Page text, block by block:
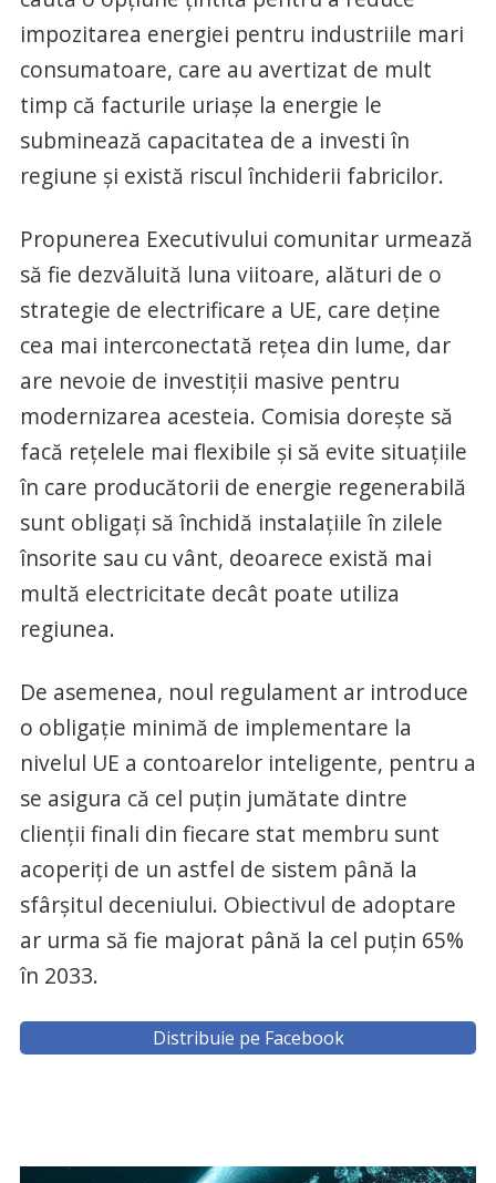
impozitarea energiei pentru industriile mari
consumatoare, care au avertizat de mult
timp că facturile uriaşe la energie le
subminează capacitatea de a investi în
regiune şi există riscul închiderii fabricilor.
Propunerea Executivului comunitar urmează
să fie dezvăluită luna viitoare, alături de o
strategie de electrificare a UE, care deţine
cea mai interconectată reţea din lume, dar
are nevoie de investiţii masive pentru
modernizarea acesteia. Comisia doreşte să
facă reţelele mai flexibile şi să evite situaţiile
în care producătorii de energie regenerabilă
sunt obligaţi să închidă instalaţiile în zilele
însorite sau cu vânt, deoarece există mai
multă electricitate decât poate utiliza
regiunea.
De asemenea, noul regulament ar introduce
o obligaţie minimă de implementare la
nivelul UE a contoarelor inteligente, pentru a
se asigura că cel puţin jumătate dintre
clienţii finali din fiecare stat membru sunt
acoperiţi de un astfel de sistem până la
sfârşitul deceniului. Obiectivul de adoptare
ar urma să fie majorat până la cel puţin 65%
în 2033.
Distribuie pe Facebook